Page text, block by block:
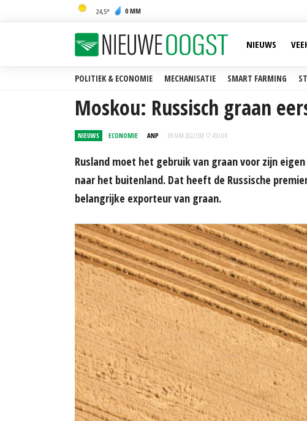
24,5 0 MM
POLITIEK & ECONOMIE MECHANISATIE SMART FARMING
NIEUWS
Moskou: Russisch graan
NIEUWS ECONOMIE ANP 09 MAA 2022 OM 17:43UUR
Rusland moet het gebruik van graan voor zijn
naar het buitenland. Dat heeft de Russische
belangrijke exporteur van graan.